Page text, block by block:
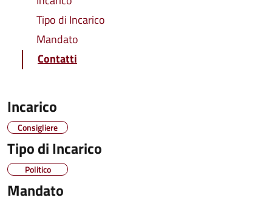
Tipo di Incarico
Mandato
Contatti
Incarico
Consigliere
Tipo di Incarico
Politico
Mandato